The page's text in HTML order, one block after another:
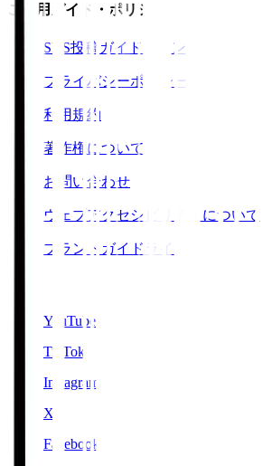
ご利用ガイド・ポリシー
SNS投稿ガイドライン
プライバシーポリシー
利用規約
著作権について
お問い合わせ
ウェブアクセシビリティについて
ブランドガイドライン
YouTube
TikTok
Instagram
X
Facebook